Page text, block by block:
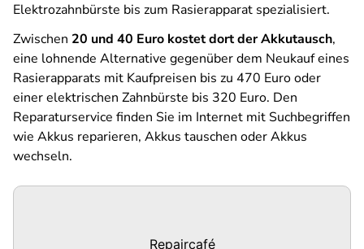
Elektrozahnbürste bis zum Rasierapparat spezialisiert.
Zwischen 20 und 40 Euro kostet dort der Akkutausch,
eine lohnende Alternative gegenüber dem Neukauf eines
Rasierapparats mit Kaufpreisen bis zu 470 Euro oder
einer elektrischen Zahnbürste bis 320 Euro. Den
Reparaturservice finden Sie im Internet mit Suchbegriffen
wie Akkus reparieren, Akkus tauschen oder Akkus
wechseln.
Repaircafé